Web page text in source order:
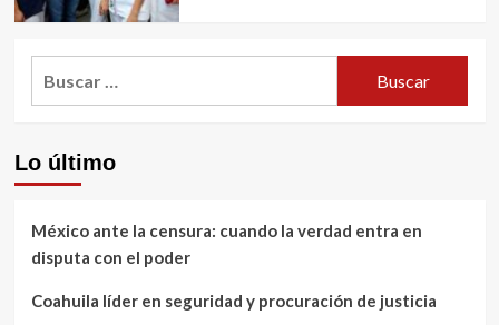
Lo último
México ante la censura: cuando la verdad entra en
disputa con el poder
Coahuila líder en seguridad y procuración de justicia